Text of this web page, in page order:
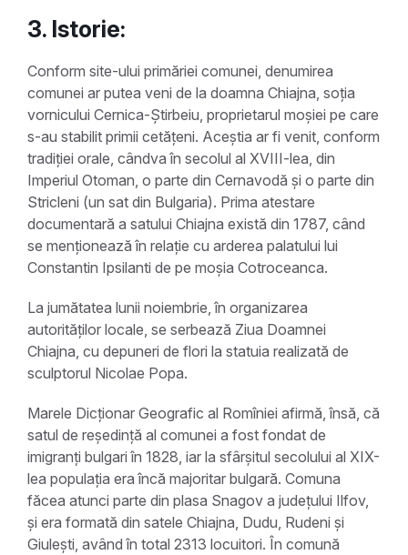
3. Istorie:
Conform site-ului primăriei comunei, denumirea
comunei ar putea veni de la doamna Chiajna, soția
vornicului Cernica-Știrbeiu, proprietarul moșiei pe care
s-au stabilit primii cetățeni. Aceștia ar fi venit, conform
tradiției orale, cândva în secolul al XVIII-lea, din
Imperiul Otoman, o parte din Cernavodă și o parte din
Stricleni (un sat din Bulgaria). Prima atestare
documentară a satului Chiajna există din 1787, când
se menționează în relație cu arderea palatului lui
Constantin Ipsilanti de pe moșia Cotroceanca.
La jumătatea lunii noiembrie, în organizarea
autorităților locale, se serbează Ziua Doamnei
Chiajna, cu depuneri de flori la statuia realizată de
sculptorul Nicolae Popa.
Marele Dicționar Geografic al Romîniei afirmă, însă, că
satul de reședință al comunei a fost fondat de
imigranți bulgari în 1828, iar la sfârșitul secolului al XIX-
lea populația era încă majoritar bulgară. Comuna
făcea atunci parte din plasa Snagov a județului Ilfov,
și era formată din satele Chiajna, Dudu, Rudeni și
Giulești, având în total 2313 locuitori. În comună